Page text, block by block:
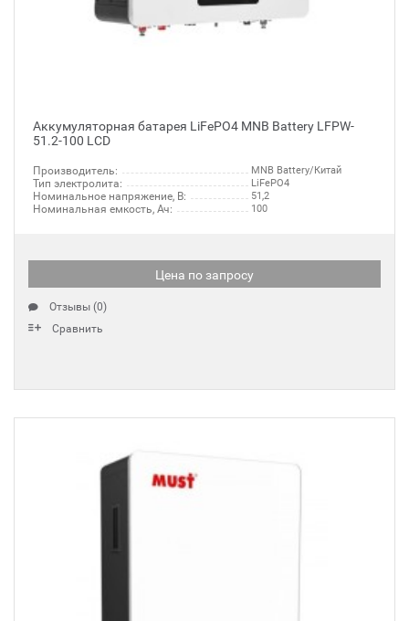
Аккумуляторная батарея LiFePO4 MNB Battery LFPW-
51.2-100 LCD
Производитель: MNB Battery/Китай
Тип электролита: LiFePO4
Номинальное напряжение, В: 51,2
Номинальная емкость, Ач: 100
Цена по запросу
Отзывы (0)
Сравнить